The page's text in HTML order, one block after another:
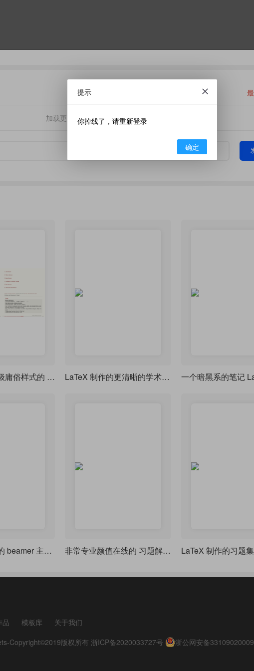
加载更多
一个摆脱了低级庸俗样式的 beamer 主题 LaTeX 制作的更清晰的学术海报
一个简约现代的 beamer 主题样式 非常专业颜值在线的 习题解答 小模板
品 模板库
关于我们
Copyright©2019版权所有 浙ICP备2020033727号 浙公网安备
提示
你掉线了，请重新登录
确定